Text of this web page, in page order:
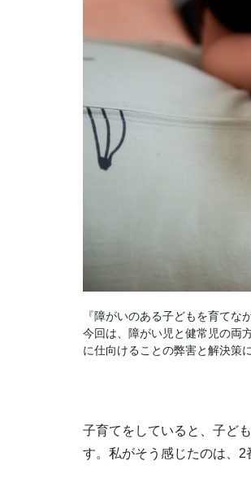
『障がいのある子どもを育てな
今回は、障がい児と健常児の両
に仕向けることの弊害と解決策
子育てをしていると、子ど
す。私がそう感じたのは、2